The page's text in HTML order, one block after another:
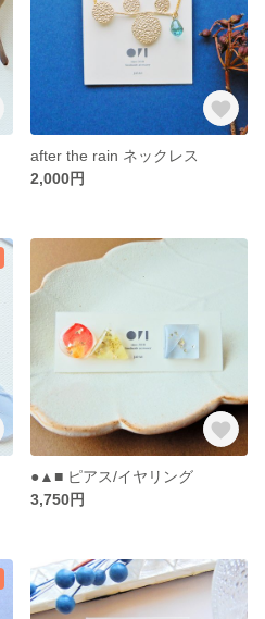
after the rain ネックレス
2,000円
●▲■ ピアス/イヤリング
3,750円